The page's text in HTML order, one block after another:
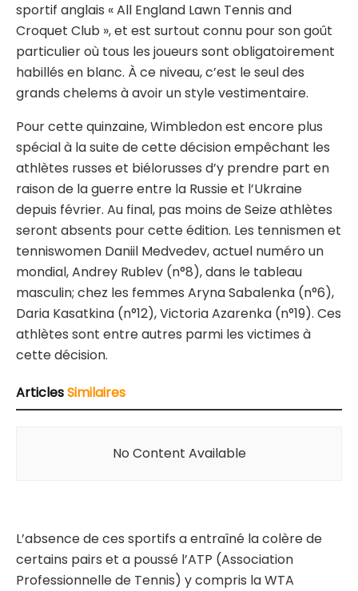
sportif anglais « All England Lawn Tennis and
Croquet Club », et est surtout connu pour son goût
particulier où tous les joueurs sont obligatoirement
habillés en blanc. À ce niveau, c’est le seul des
grands chelems à avoir un style vestimentaire.
Pour cette quinzaine, Wimbledon est encore plus
spécial à la suite de cette décision empêchant les
athlètes russes et biélorusses d’y prendre part en
raison de la guerre entre la Russie et l’Ukraine
depuis février. Au final, pas moins de Seize athlètes
seront absents pour cette édition. Les tennismen et
tenniswomen Daniil Medvedev, actuel numéro un
mondial, Andrey Rublev (n°8), dans le tableau
masculin; chez les femmes Aryna Sabalenka (n°6),
Daria Kasatkina (n°12), Victoria Azarenka (n°19). Ces
athlètes sont entre autres parmi les victimes à
cette décision.
ArticlesSimilaires
No Content Available
L’absence de ces sportifs a entraîné la colère de
certains pairs et a poussé l’ATP (Association
Professionnelle de Tennis) y compris la WTA